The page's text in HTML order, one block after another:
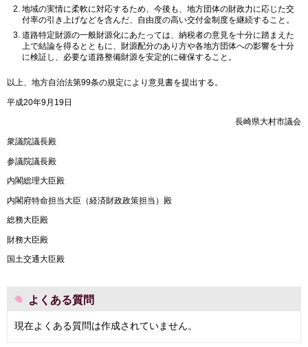
地域の実情に柔軟に対応するため、今後も、地方団体の財政力に応じた交
付率の引き上げなどを含んだ、自由度の高い交付金制度を継続すること。
道路特定財源の一般財源化にあたっては、納税者の意見を十分に踏まえた
上で結論を得るとともに、財源配分のあり方や各地方団体への影響を十分
に検証し、必要な道路整備財源を安定的に確保すること。
以上、地方自治法第99条の規定により意見書を提出する。
平成20年9月19日
長崎県大村市議会
衆議院議長殿
参議院議長殿
内閣総理大臣殿
内閣府特命担当大臣（経済財政政策担当）殿
総務大臣殿
財務大臣殿
国土交通大臣殿
よくある質問
現在よくある質問は作成されていません。